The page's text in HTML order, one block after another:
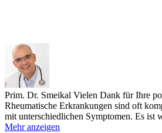
Prim. Dr. Smeikal Vielen Dank für Ihre
Rheumatische Erkrankungen sind oft
mit unterschiedlichen Symptomen. Es
Mehr anzeigen